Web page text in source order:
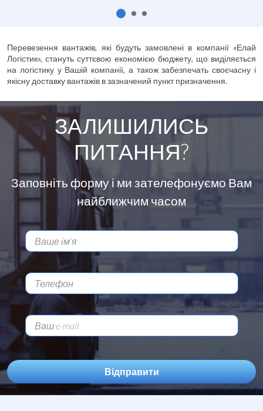
Перевезення вантажів, які будуть замовлені в компанії «Елай
Логістик», стануть суттєвою економією бюджету, що виділяється
на логістику у Вашій компанії, а також забезпечать своєчасну і
якісну доставку вантажів в зазначений пункт призначення.
ЗАЛИШИЛИСЬ
ПИТАННЯ?
Заповніть форму і ми зателефонуємо Вам
найближчим часом